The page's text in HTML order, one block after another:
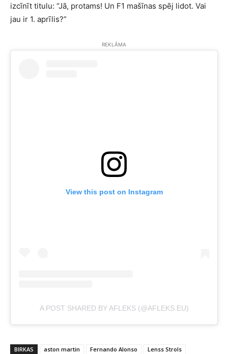
izcīnīt titulu: “Jā, protams! Un F1 mašīnas spēj lidot. Vai
jau ir 1. aprīlis?”
REKLĀMA
View this post on Instagram
A POST SHARED BY AFLEKS (@AFLEKS.EU)
BIRKAS aston martin Fernando Alonso Lenss Strols